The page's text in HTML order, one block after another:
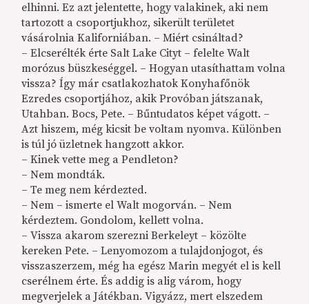
elhinni. Ez azt jelentette, hogy valakinek, aki nem
tartozott a csoportjukhoz, sikerült területet
vásárolnia Kaliforniában. – Miért csináltad?
– Elcserélték érte Salt Lake Cityt – felelte Walt
morózus büszkeséggel. – Hogyan utasíthattam volna
vissza? Így már csatlakozhatok Konyhafőnök
Ezredes csoportjához, akik Provóban játszanak,
Utahban. Bocs, Pete. – Bűntudatos képet vágott. –
Azt hiszem, még kicsit be voltam nyomva. Különben
is túl jó üzletnek hangzott akkor.
– Kinek vette meg a Pendleton?
– Nem mondták.
– Te meg nem kérdezted.
– Nem – ismerte el Walt mogorván. – Nem
kérdeztem. Gondolom, kellett volna.
– Vissza akarom szerezni Berkeleyt – közölte
kereken Pete. – Lenyomozom a tulajdonjogot, és
visszaszerzem, még ha egész Marin megyét el is kell
cserélnem érte. És addig is alig várom, hogy
megverjelek a Játékban. Vigyázz, mert elszedem